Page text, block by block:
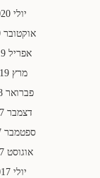
יולי 2020
אוקטובר 2019
אפריל 2019
מרץ 2019
פברואר 2018
דצמבר 2017
ספטמבר 2017
אוגוסט 2017
יולי 2017